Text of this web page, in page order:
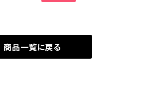
商品一覧に戻る